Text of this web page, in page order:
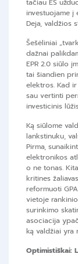
tačiau ES
investuojame į
Deja, valdžios
Šešėliniai
dažnai
EPR 2.0 siūlo
tai šiandien
elektros. Kad
sau vertinti
investicinis
Ką siūlome
lankstinuku,
Pirma,
elektronikos
o ne tonas.
kritines
reformuoti
vietoje
surinkimo
asociacija
ką valdžiai yra
Optimistiškai: